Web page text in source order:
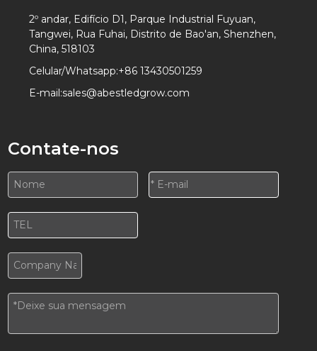
2º andar, Edifício D1, Parque Industrial Fuyuan,
Tangwei, Rua Fuhai, Distrito de Bao'an, Shenzhen,
China, 518103
Celular/Whatsapp:+86 13430501259
E-mail:sales@abestledgrow.com
Contate-nos